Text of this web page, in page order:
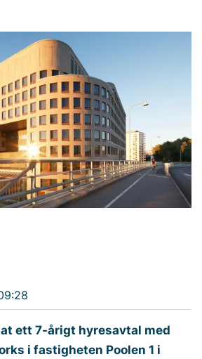
ett 7-årigt hyresavtal med
i fastigheten Poolen 1 i